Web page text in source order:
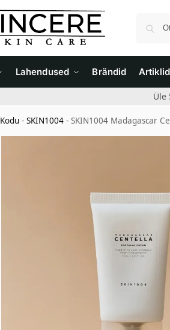
Lahendused Brändid Artiklid
Üle
Kodu -SKIN1004 -SKIN1004 Madagascar